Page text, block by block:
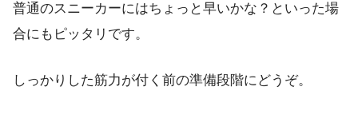
普通のスニーカーにはちょっと早いかな？といった場
合にもピッタリです。
しっかりした筋力が付く前の準備段階にどうぞ。